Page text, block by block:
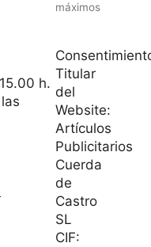
h.
máximos
Titular
del
Website:
Artículos
Publicitarios
Cuerda
de
Castro
SL
CIF: